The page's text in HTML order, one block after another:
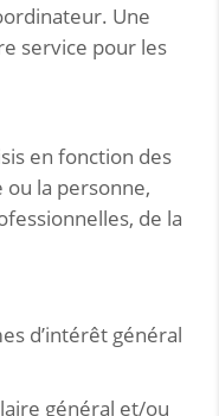
Une
service pour les
en fonction des
la personne,
de la
d’intérêt général
général et/ou